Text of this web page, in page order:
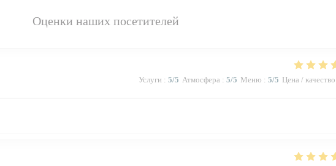
Оценки наших посетителей
Услуги : 5/5 Атмосфера : 5/5 Меню : 5/5 Цена / качество